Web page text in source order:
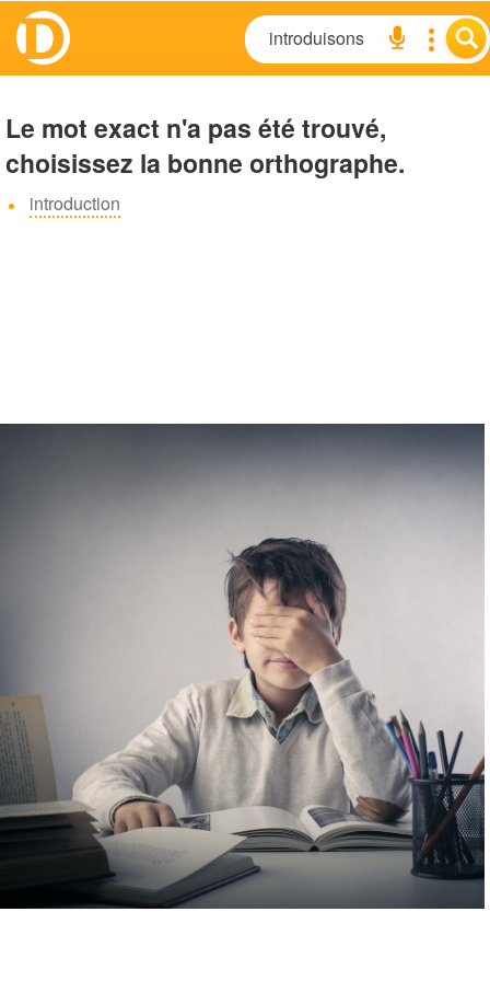
Le mot exact n'a pas été trouvé,
choisissez la bonne orthographe.
introduction